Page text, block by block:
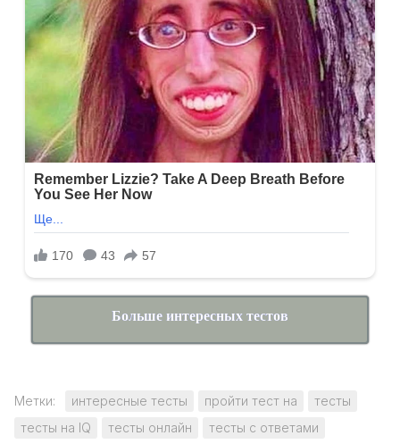
Больше интересных тестов
Метки: интересные тесты пройти тест на
тесты
тесты на IQ
тесты онлайн тесты с ответами